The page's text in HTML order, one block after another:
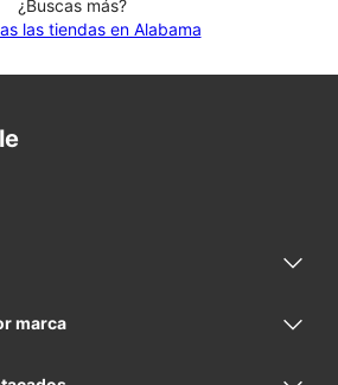
¿Buscas más?
las tiendas en Alabama